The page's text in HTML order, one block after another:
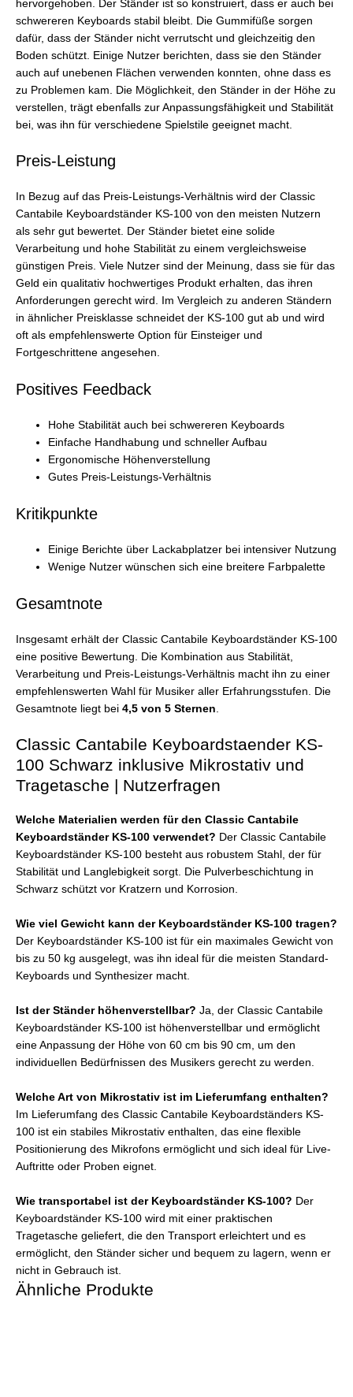
hervorgehoben. Der Ständer ist so konstruiert, dass er auch bei
schwereren Keyboards stabil bleibt. Die Gummifüße sorgen
dafür, dass der Ständer nicht verrutscht und gleichzeitig den
Boden schützt. Einige Nutzer berichten, dass sie den Ständer
auch auf unebenen Flächen verwenden konnten, ohne dass es
zu Problemen kam. Die Möglichkeit, den Ständer in der Höhe zu
verstellen, trägt ebenfalls zur Anpassungsfähigkeit und Stabilität
bei, was ihn für verschiedene Spielstile geeignet macht.
Preis-Leistung
In Bezug auf das Preis-Leistungs-Verhältnis wird der Classic
Cantabile Keyboardständer KS-100 von den meisten Nutzern
als sehr gut bewertet. Der Ständer bietet eine solide
Verarbeitung und hohe Stabilität zu einem vergleichsweise
günstigen Preis. Viele Nutzer sind der Meinung, dass sie für das
Geld ein qualitativ hochwertiges Produkt erhalten, das ihren
Anforderungen gerecht wird. Im Vergleich zu anderen Ständern
in ähnlicher Preisklasse schneidet der KS-100 gut ab und wird
oft als empfehlenswerte Option für Einsteiger und
Fortgeschrittene angesehen.
Positives Feedback
Hohe Stabilität auch bei schwereren Keyboards
Einfache Handhabung und schneller Aufbau
Ergonomische Höhenverstellung
Gutes Preis-Leistungs-Verhältnis
Kritikpunkte
Einige Berichte über Lackabplatzer bei intensiver Nutzung
Wenige Nutzer wünschen sich eine breitere Farbpalette
Gesamtnote
Insgesamt erhält der Classic Cantabile Keyboardständer KS-100
eine positive Bewertung. Die Kombination aus Stabilität,
Verarbeitung und Preis-Leistungs-Verhältnis macht ihn zu einer
empfehlenswerten Wahl für Musiker aller Erfahrungsstufen. Die
Gesamtnote liegt bei 4,5 von 5 Sternen
Classic Cantabile Keyboardstaender KS-
100 Schwarz inklusive Mikrostativ und
Tragetasche | Nutzerfragen
Welche Materialien werden für den Classic Cantabile
Keyboardständer KS-100 verwendet? Der Classic Cantabile
Keyboardständer KS-100 besteht aus robustem Stahl, der für
Stabilität und Langlebigkeit sorgt. Die Pulverbeschichtung in
Schwarz schützt vor Kratzern und Korrosion.
Wie viel Gewicht kann der Keyboardständer KS-100 tragen?
Der Keyboardständer KS-100 ist für ein maximales Gewicht von
bis zu 50 kg ausgelegt, was ihn ideal für die meisten Standard-
Keyboards und Synthesizer macht.
Ist der Ständer höhenverstellbar? Ja, der Classic Cantabile
Keyboardständer KS-100 ist höhenverstellbar und ermöglicht
eine Anpassung der Höhe von 60 cm bis 90 cm, um den
individuellen Bedürfnissen des Musikers gerecht zu werden.
Welche Art von Mikrostativ ist im Lieferumfang enthalten?
Im Lieferumfang des Classic Cantabile Keyboardständers KS-
100 ist ein stabiles Mikrostativ enthalten, das eine flexible
Positionierung des Mikrofons ermöglicht und sich ideal für Live-
Auftritte oder Proben eignet.
Wie transportabel ist der Keyboardständer KS-100? Der
Keyboardständer KS-100 wird mit einer praktischen
Tragetasche geliefert, die den Transport erleichtert und es
ermöglicht, den Ständer sicher und bequem zu lagern, wenn er
nicht in Gebrauch ist.
Ähnliche Produkte